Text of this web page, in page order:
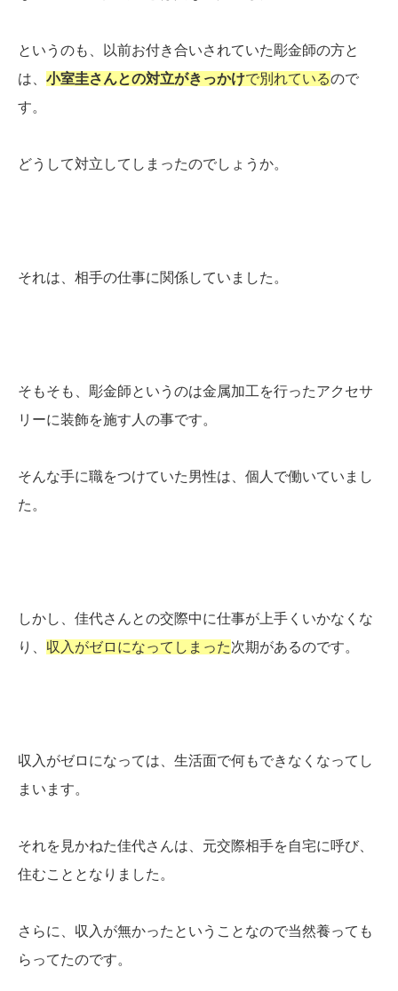
というのも、以前お付き合いされていた彫金師の方と
は、 小室圭さんとの対立がきっかけで別れているので
す。
どうして対立してしまったのでしょうか。
それは、相手の仕事に関係していました。
そもそも、彫金師というのは金属加工を行ったアクセサ
リーに装飾を施す人の事です。
そんな手に職をつけていた男性は、個人で働いていまし
た。
しかし、佳代さんとの交際中に仕事が上手くいかなくな
り、 収入がゼロになってしまった次期があるのです。
収入がゼロになっては、生活面で何もできなくなってし
まいます。
それを見かねた佳代さんは、元交際相手を自宅に呼び、
住むこととなりました。
さらに、収入が無かったということなので当然養っても
らってたのです。